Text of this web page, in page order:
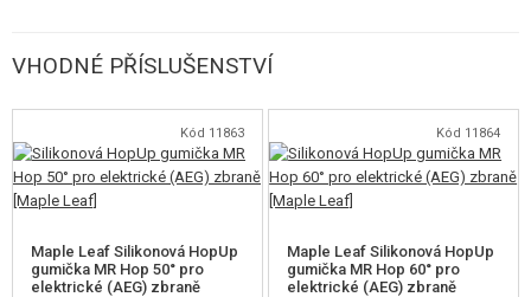
VHODNÉ PŘÍSLUŠENSTVÍ
Kód 11863
Maple Leaf Silikonová HopUp
gumička MR Hop 50° pro
elektrické (AEG) zbraně
Kód 11864
Maple Leaf Silikonová HopUp
gumička MR Hop 60° pro
elektrické (AEG) zbraně